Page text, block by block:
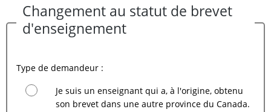
Changement au statut de brevet
d'enseignement
Type de demandeur :
Je suis un enseignant qui a, à l'origine, obtenu
son brevet dans une autre province du Canada.